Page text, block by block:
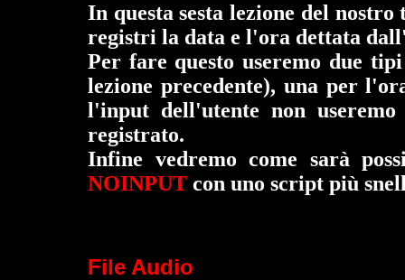
In questa sesta lezione del
registri la data e l'ora dettata
Per fare questo useremo due
lezione precedente), una per
l'input dell'utente non
registrato.
Infine vedremo come sarà
NOINPUT con uno script più
File Audio